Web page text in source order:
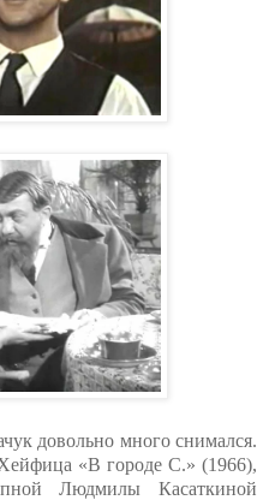
довольно много снимался.
«В городе С.» (1966),
Людмилы Касаткиной